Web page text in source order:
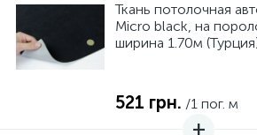
Ткань потолочная
Micro black, на
ширина 1.70м
521 грн. /1 пог. м